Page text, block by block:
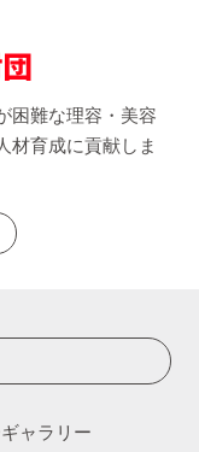
困難な理容・美容
材育成に貢献しま
ャラリー